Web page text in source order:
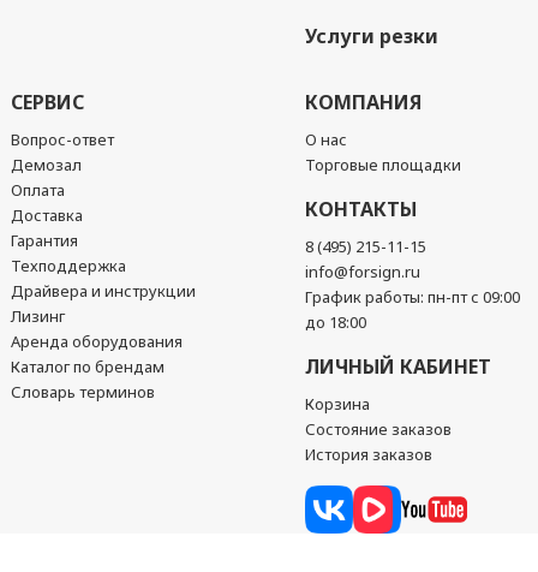
Услуги резки
СЕРВИС
Вопрос-ответ
Демозал
Оплата
Доставка
Гарантия
Техподдержка
Драйвера и инструкции
Лизинг
Аренда оборудования
Каталог по брендам
Словарь терминов
КОМПАНИЯ
О нас
Торговые площадки
КОНТАКТЫ
8 (495) 215-11-15
info@forsign.ru
График работы: пн-пт с 09:00
до 18:00
ЛИЧНЫЙ КАБИНЕТ
Корзина
Состояние заказов
История заказов